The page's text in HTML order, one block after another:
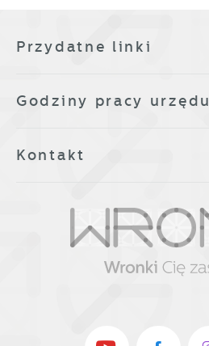
Przydatne linki
Godziny pracy urzędu
Kontakt